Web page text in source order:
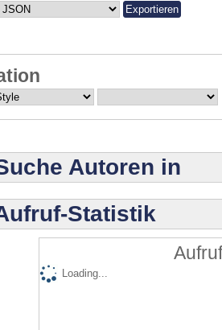
Autoren in
Statistik
Loading...